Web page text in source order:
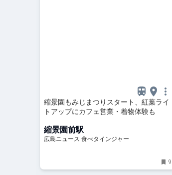
縮景園もみじまつりスタート、紅葉ライ
トアップにカフェ営業・着物体験も
縮景園前駅
広島ニュース 食べタインジャー
9